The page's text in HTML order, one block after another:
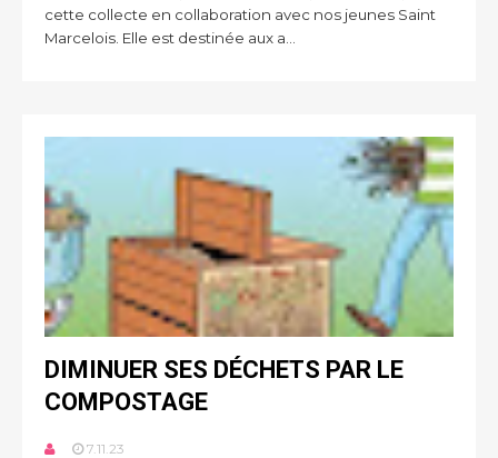
cette collecte en collaboration avec nos jeunes Saint
Marcelois. Elle est destinée aux a...
DIMINUER SES DÉCHETS PAR LE
COMPOSTAGE
7.11.23